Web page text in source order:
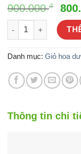
900.000₫
Giá
gốc
là:
Giỏ hoa tươi cao
Danh mục: Giỏ hoa
Thông tin chi